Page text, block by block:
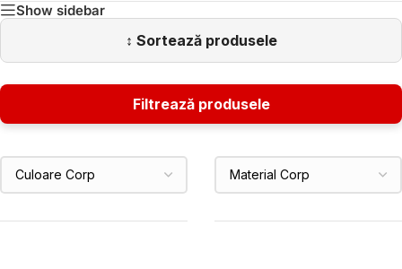
Show sidebar